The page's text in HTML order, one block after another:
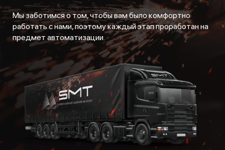
Мы заботимся о том, чтобы вам было комфортно
работать с нами, поэтому каждый этап проработан на
предмет автоматизации.